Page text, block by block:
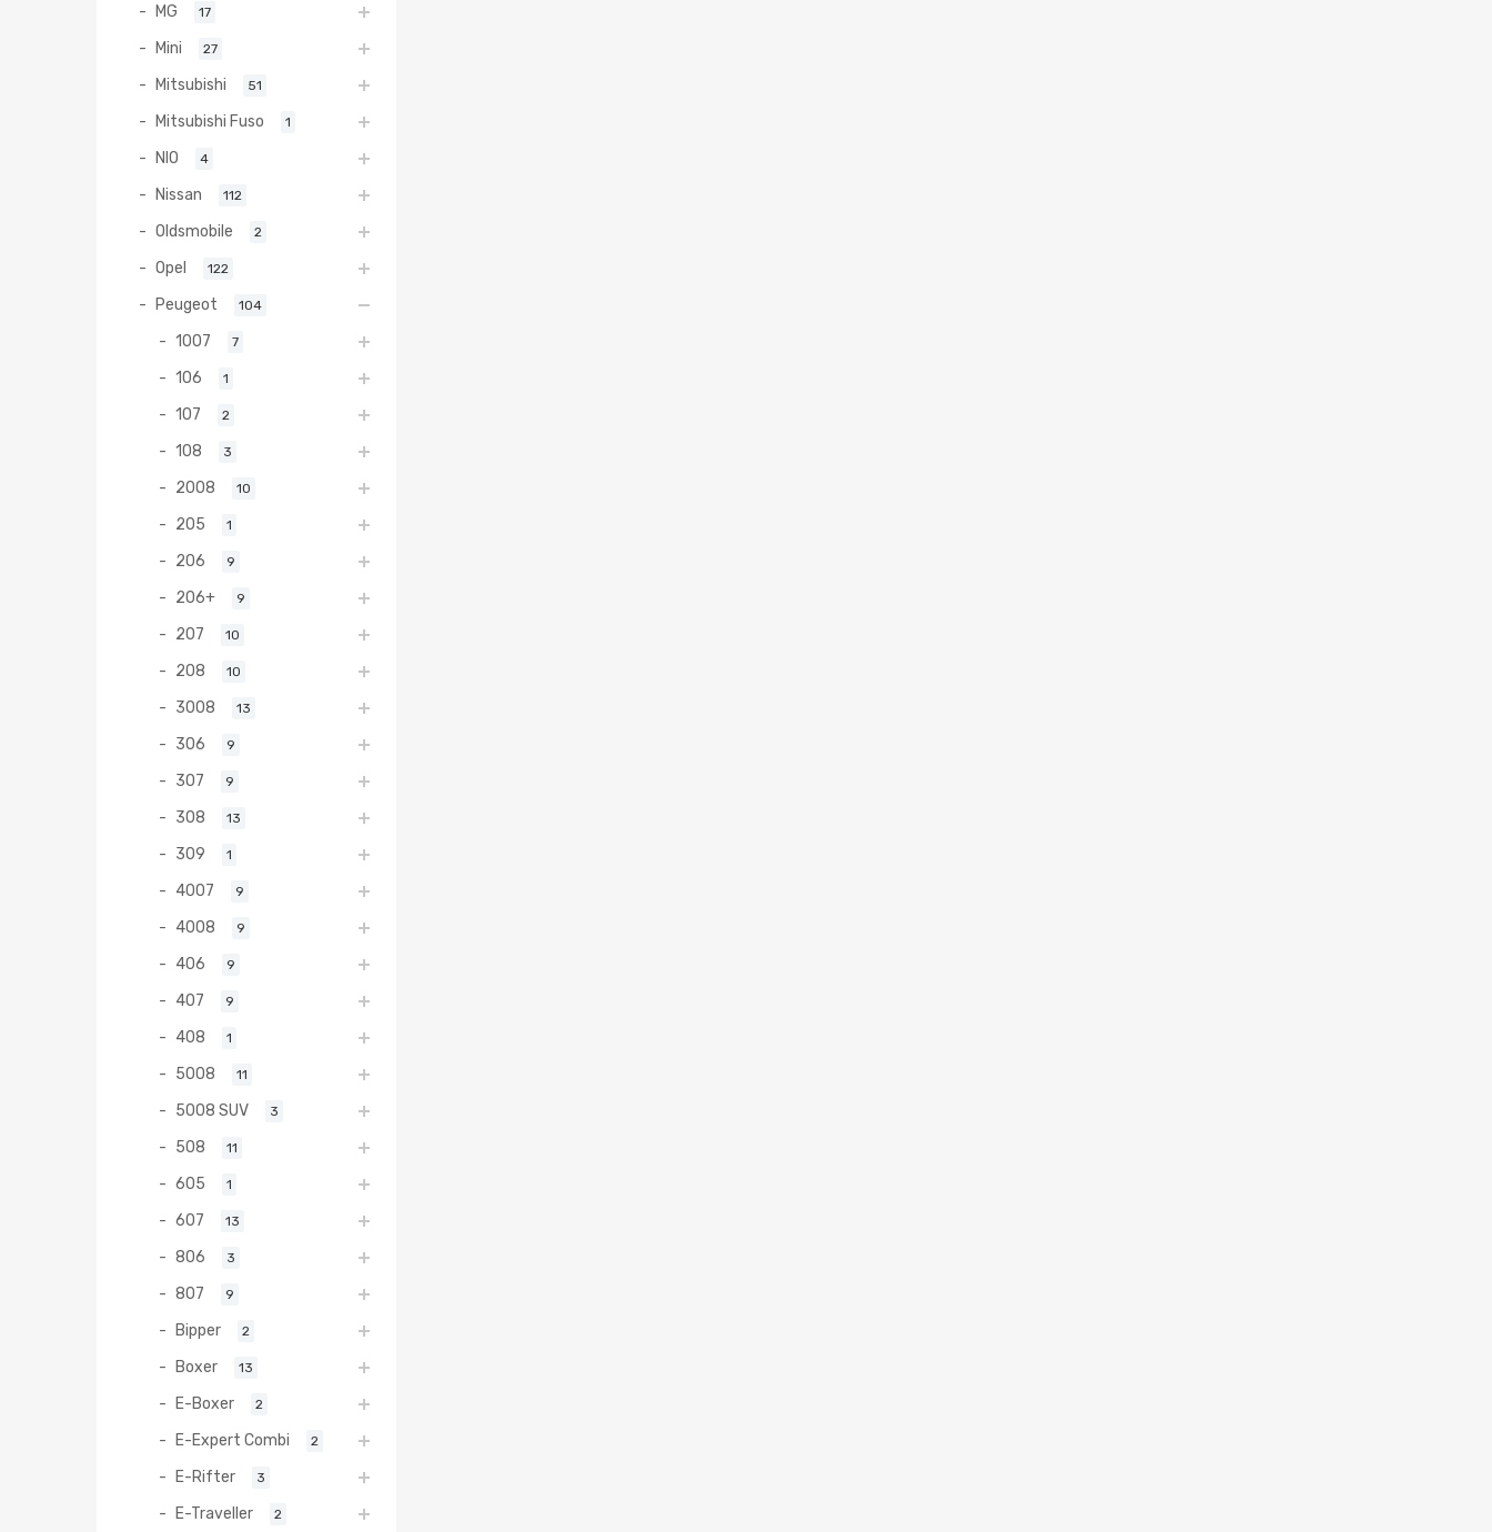
MG 17
Mini 27
Mitsubishi 51
Mitsubishi Fuso 1
NIO 4
Nissan 112
Oldsmobile 2
Opel 122
Peugeot 104
1007 7
106 1
107 2
108 3
2008 10
205 1
206 9
206+ 9
207 10
208 10
3008 13
306 9
307 9
308 13
309 1
4007 9
4008 9
406 9
407 9
408 1
5008 11
5008 SUV 3
508 11
605 1
607 13
806 3
807 9
Bipper 2
Boxer 13
E-Boxer 2
E-Expert Combi 2
E-Rifter 3
E-Traveller 2